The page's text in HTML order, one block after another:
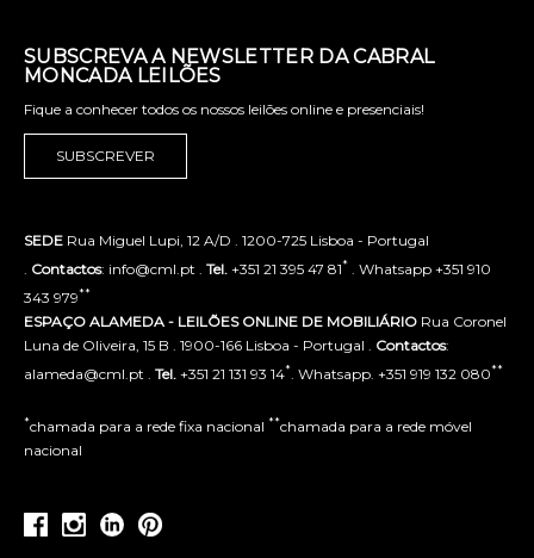
SUBSCREVA A NEWSLETTER DA CABRAL
MONCADA LEILÕES
Fique a conhecer todos os nossos leilões online e presenciais!
SUBSCREVER
SEDE Rua Miguel Lupi, 12 A/D . 1200-725 Lisboa - Portugal
Contactos: info@cml.pt . Tel. +351 21 395 47 81* . Whatsapp +351 910
343 979**
ESPAÇO ALAMEDA - LEILÕES ONLINE DE MOBILIÁRIO Rua Coronel
Luna de Oliveira, 15 B . 1900-166 Lisboa - Portugal . Contactos:
alameda@cml.pt . Tel. +351 21 131 93 14* . Whatsapp. +351 919 132 080**
*chamada para a rede fixa nacional **chamada para a rede móvel
nacional